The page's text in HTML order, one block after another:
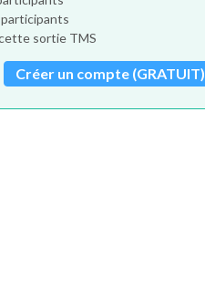
sortie TMS
Créer un compte (GRATUIT)